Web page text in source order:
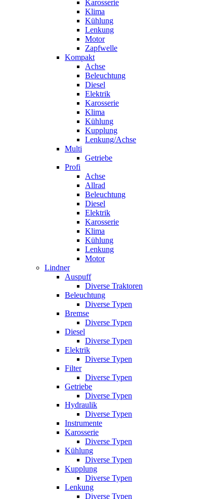
Karosserie
Klima
Kühlung
Lenkung
Motor
Zapfwelle
Kompakt
Achse
Beleuchtung
Diesel
Elektrik
Karosserie
Klima
Kühlung
Kupplung
Lenkung/Achse
Multi
Getriebe
Profi
Achse
Allrad
Beleuchtung
Diesel
Elektrik
Karosserie
Klima
Kühlung
Lenkung
Motor
Lindner
Auspuff
Diverse Traktoren
Beleuchtung
Diverse Typen
Bremse
Diverse Typen
Diesel
Diverse Typen
Elektrik
Diverse Typen
Filter
Diverse Typen
Getriebe
Diverse Typen
Hydraulik
Diverse Typen
Instrumente
Karosserie
Diverse Typen
Kühlung
Diverse Typen
Kupplung
Diverse Typen
Lenkung
Diverse Typen